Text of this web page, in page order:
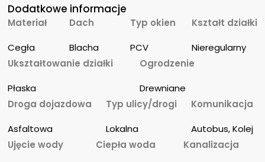
Dodatkowe informacje
Materiał
Cegła
Dach
Blacha
Typ okien
PCV
Kształt działki
Nieregularny
Ukształtowanie działki
Płaska
Ogrodzenie
Drewniane
Droga dojazdowa
Asfaltowa
Typ ulicy/drogi
Lokalna
Komunikacja
Autobus, Kolej
Ujęcie wody
Ciepła woda
Kanalizacja